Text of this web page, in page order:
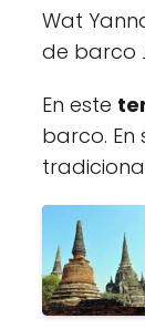
Wat
de barco
En este
barco.